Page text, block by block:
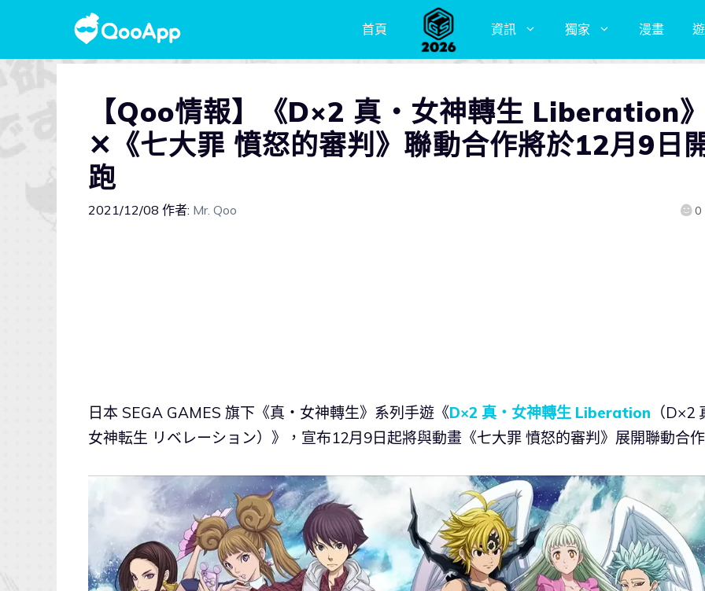
首頁 資訊 獨家 漫畫
【Qoo情報】《D×2 真・女神轉生 Liberation
✕《七大罪 憤怒的審判》聯動合作將於12月9日
跑
2021/12/08 作者: Mr. Qoo 0
日本 SEGA GAMES 旗下《真・女神轉生》系列手遊《D×2 真・女神轉生 Liberation （D×2
女神転生 リベレーション）》，宣布12月9日起將與動畫《七大罪 憤怒的審判》展開聯動合